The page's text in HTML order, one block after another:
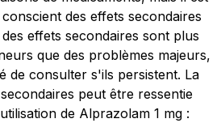
des effets secondaires
effets secondaires sont plus
que des problèmes majeurs,
de consulter s'ils persistent. La
peut être ressentie
de Alprazolam 1 mg :